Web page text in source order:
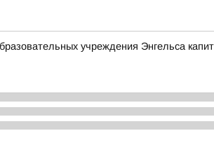
учреждения Энгельса